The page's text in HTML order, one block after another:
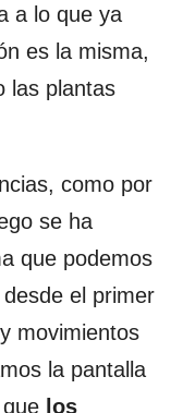
a lo que ya
es la misma,
las plantas
como por
se ha
que podemos
el primer
movimientos
la pantalla
los